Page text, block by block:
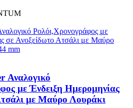
Αναλογικό
με Ένδειξη Ημερομηνίας
με Μαύρο Λουράκι